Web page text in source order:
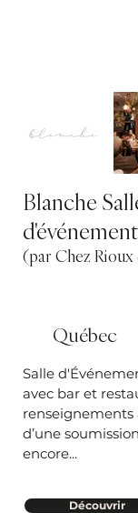
Blanche
(par Chez
Québec
Salle
avec bar et
renseignements
d’une
encore...
Découvrir